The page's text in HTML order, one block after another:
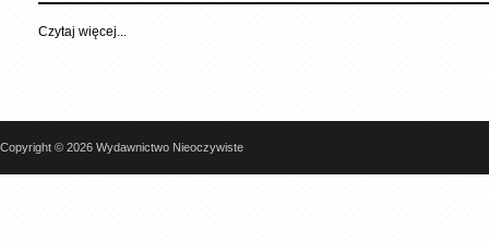
Czytaj więcej...
Copyright © 2026 Wydawnictwo Nieoczywiste